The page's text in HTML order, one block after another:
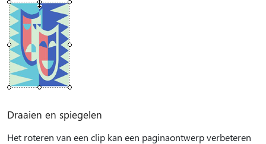
Draaien en spiegelen
Het roteren van een clip kan een paginaontwerp verbeteren